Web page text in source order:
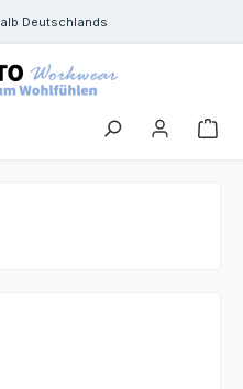
Deutschlands